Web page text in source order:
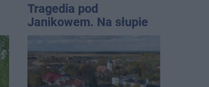
Tragedia pod
Janikowem. Na słupie
energetycznym
znaleziono ciało
mężczyzny